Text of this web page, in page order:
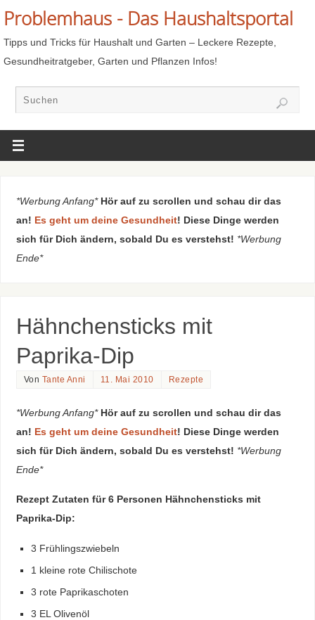
Problemhaus - Das Haushaltsportal
Tipps und Tricks für Haushalt und Garten – Leckere Rezepte,
Gesundheitratgeber, Garten und Pflanzen Infos!
*Werbung Anfang* Hör auf zu scrollen und schau dir das
an! Es geht um deine Gesundheit! Diese Dinge werden
sich für Dich ändern, sobald Du es verstehst! *Werbung
Ende*
Hähnchensticks mit
Paprika-Dip
Von Tante Anni 11. Mai 2010 Rezepte
*Werbung Anfang* Hör auf zu scrollen und schau dir das
an! Es geht um deine Gesundheit! Diese Dinge werden
sich für Dich ändern, sobald Du es verstehst! *Werbung
Ende*
Rezept Zutaten für 6 Personen Hähnchensticks mit
Paprika-Dip:
3 Frühlingszwiebeln
1 kleine rote Chilischote
3 rote Paprikaschoten
3 EL Olivenöl